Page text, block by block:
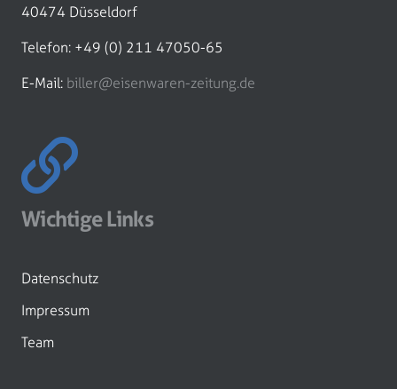
40474 Düsseldorf
Telefon: +49 (0) 211 47050-65
E-Mail: biller@eisenwaren-zeitung.de
Wichtige Links
Datenschutz
Impressum
Team